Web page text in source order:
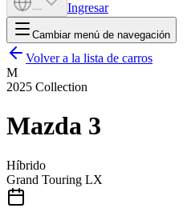
--- Ingresar
Cambiar menú de navegación
Volver a la lista de carros
M
2025 Collection
Mazda 3
Híbrido
Grand Touring LX